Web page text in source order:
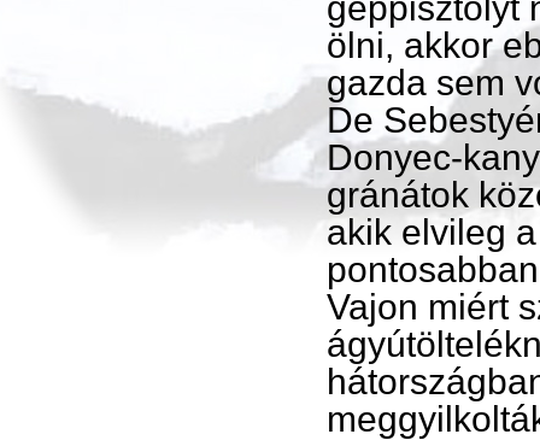
ölni, akkor
gazda sem
De
Donyec-
gránátok
akik elvileg
Vajon miért